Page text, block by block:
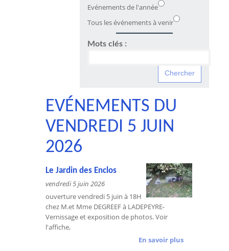
Evénements de l'année
Tous les événements à venir
Mots clés :
EVÉNEMENTS DU
VENDREDI 5 JUIN
2026
Le Jardin des Enclos
vendredi 5 juin 2026
ouverture vendredi 5 juin à 18H
chez M.et Mme DEGREEF à LADEPEYRE-
Vernissage et exposition de photos. Voir
l'affiche,
En savoir plus